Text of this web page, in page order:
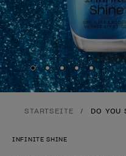
Skip to slide1
Skip to slide2
Skip to slide
Skip to
Skip
STARTSEITE DO YOU
INFINITE SHINE